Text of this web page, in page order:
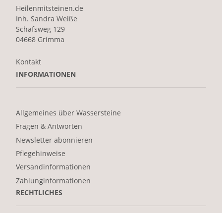
Heilenmitsteinen.de
Inh. Sandra Weiße
Schafsweg 129
04668 Grimma
Kontakt
INFORMATIONEN
Allgemeines über Wassersteine
Fragen & Antworten
Newsletter abonnieren
Pflegehinweise
Versandinformationen
Zahlunginformationen
RECHTLICHES